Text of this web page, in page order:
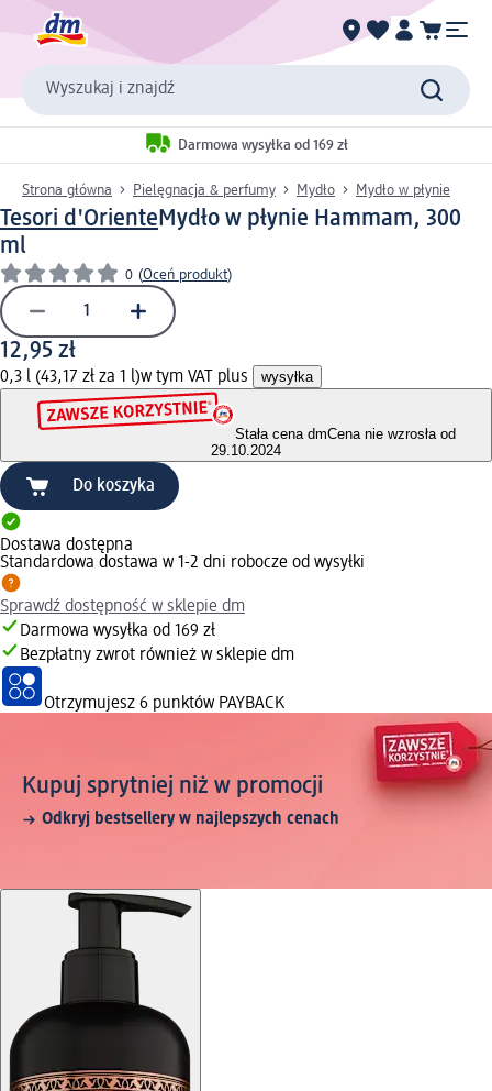
Wyszukaj i znajdź
Darmowa wysyłka od 169 zł
Strona główna Pielęgnacja & perfumy Mydło Mydło w płynie
Tesori d'OrienteMydło w płynie Hammam, 300
ml
0 (Oceń produkt)
12,95 zł
0,3 l (43,17 zł za 1 l)w tym VAT plus wysyłka
Stała cena dmCena nie wzrosła od
29.10.2024
Do koszyka
Dostawa dostępna
Standardowa dostawa w 1-2 dni robocze od wysyłki
Sprawdź dostępność w sklepie dm
Darmowa wysyłka od 169 zł
Bezpłatny zwrot również w sklepie dm
Otrzymujesz 6 punktów PAYBACK
Kupuj sprytniej niż w promocji
Odkryj bestsellery w najlepszych cenach